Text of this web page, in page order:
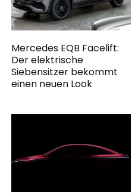
Mercedes EQB Facelift:
Der elektrische
Siebensitzer bekommt
einen neuen Look